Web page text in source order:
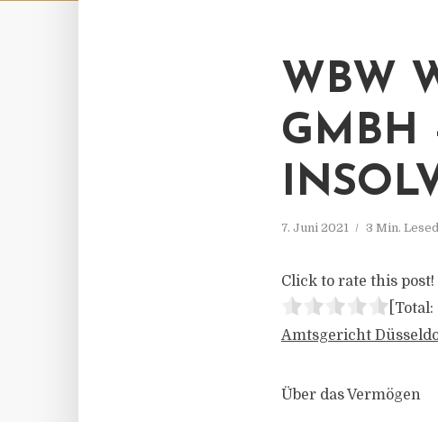
WBW
GMBH
7. Juni 2021 3 Min.
Click to rate this post!
[Total:
Amtsgericht
Über das Vermögen